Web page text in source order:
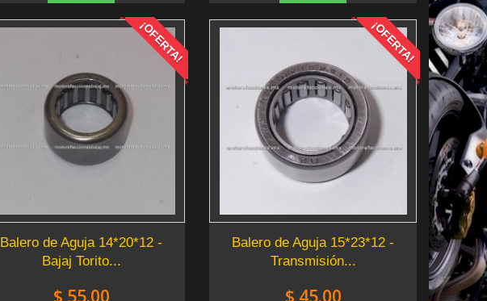
¡OFERTA!
Balero de Aguja 14*20*12 -
Bajaj Torito...
$ 55.00
¡OFERTA!
Balero de Aguja 15*23*12 -
Transmisión...
$ 45.00